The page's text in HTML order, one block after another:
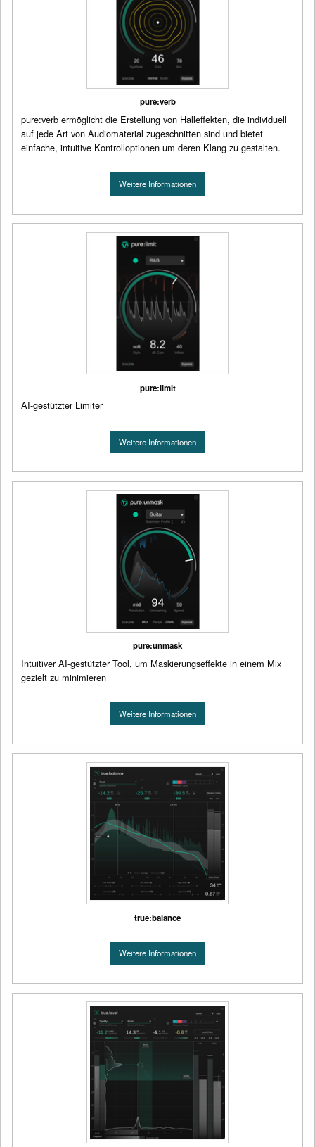
pure:verb
pure:verb ermöglicht die Erstellung von Halleffekten, die individuell
auf jede Art von Audiomaterial zugeschnitten sind und bietet
einfache, intuitive Kontrolloptionen um deren Klang zu gestalten.
Weitere Informationen
pure:limit
AI-gestützter Limiter
Weitere Informationen
pure:unmask
Intuitiver AI-gestützter Tool, um Maskierungseffekte in einem Mix
gezielt zu minimieren
Weitere Informationen
true:balance
Weitere Informationen